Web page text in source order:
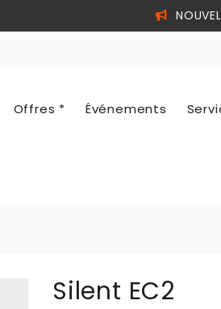
Offres * Événements
Silent EC2